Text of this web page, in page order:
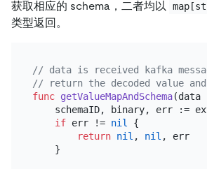
获取相应的 schema，二者均以
类型返回。
// data is received kafka
// return the decoded value and
func getValueMapAndSchema(data
schemaID, binary, err :=
if err != nil
{
return nil , nil , err
    }